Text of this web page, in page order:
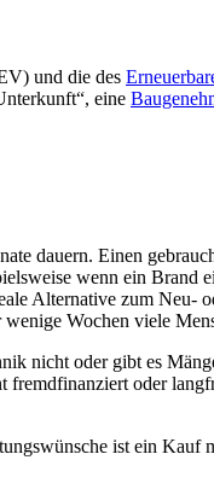
und die des
eine
dauern. Einen
wenn ein Brand
Alternative zum Neu-
Wochen viele
nicht oder gibt es
oder
ist ein Kauf